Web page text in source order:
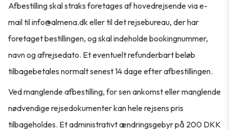
Afbestilling skal straks foretages af hovedrejsende via e-
mail til info@almena.dk eller til det rejsebureau, der har
foretaget bestillingen, og skal indeholde bookingnummer,
navn og afrejsedato. Et eventuelt refunderbart beløb
tilbagebetales normalt senest 14 dage efter afbestillingen.
Ved manglende afbestilling, for sen ankomst eller manglende
nødvendige rejsedokumenter kan hele rejsens pris
tilbageholdes. Et administrativt ændringsgebyr på 200 DKK